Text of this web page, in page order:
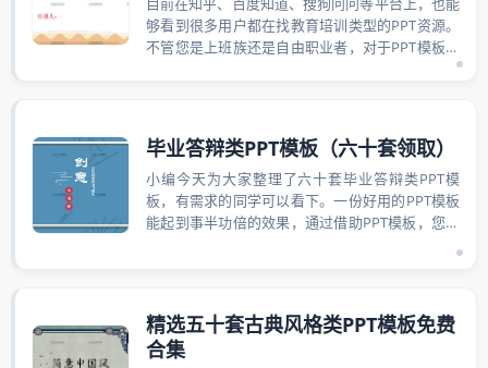
够看到很多用户都在找教育培训类型的PPT资源。
不管您是上班族还是自由职业者，对于PPT模板都
毕业答辩类PPT模板（六十套领取）
小编今天为大家整理了六十套毕业答辩类PPT模
板，有需求的同学可以看下。一份好用的PPT模板
能起到事半功倍的效果，通过借助PPT模板，您可
精选五十套古典风格类PPT模板免费
合集